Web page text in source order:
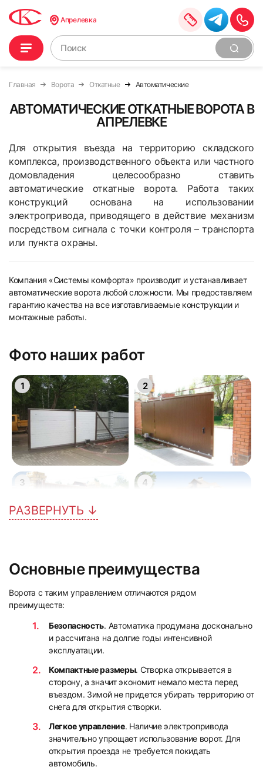
Апрелевка
Главная Ворота Откатные Автоматические
АВТОМАТИЧЕСКИЕ ОТКАТНЫЕ ВОРОТА В
АПРЕЛЕВКЕ
Для открытия въезда на территорию складского
комплекса, производственного объекта или частного
домовладения целесообразно ставить
автоматические откатные ворота. Работа таких
конструкций основана на использовании
электропривода, приводящего в действие механизм
посредством сигнала с точки контроля – транспорта
или пункта охраны.
Компания «Системы комфорта» производит и устанавливает
автоматические ворота любой сложности. Мы предоставляем
гарантию качества на все изготавливаемые конструкции и
монтажные работы.
Фото наших работ
1 2
3 4
5
8
РАЗВЕРНУТЬ ↓
Основные преимущества
Ворота с таким управлением отличаются рядом
преимуществ:
Безопасность. Автоматика продумана досконально
и рассчитана на долгие годы интенсивной
эксплуатации.
Компактные размеры. Створка открывается в
сторону, а значит экономит немало места перед
въездом. Зимой не придется убирать территорию от
снега для открытия створки.
Легкое управление. Наличие электропривода
значительно упрощает использование ворот. Для
открытия проезда не требуется покидать
автомобиль.